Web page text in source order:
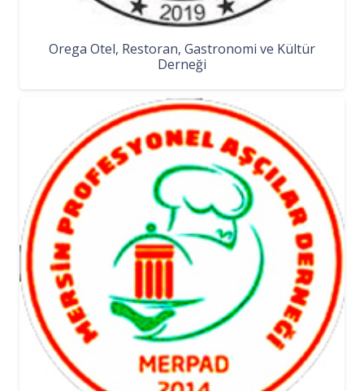
Orega Otel, Restoran, Gastronomi ve Kültür
Derneği